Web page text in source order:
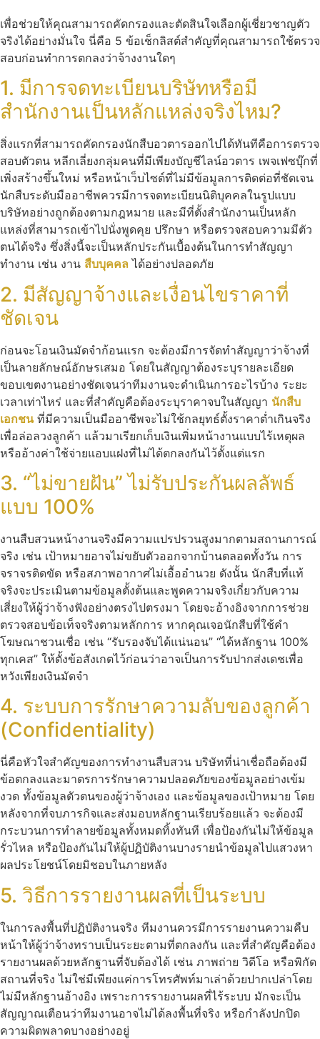
เพื่อช่วยให้คุณสามารถคัดกรองและตัดสินใจเลือกผู้เชี่ยวชาญตัว
จริงได้อย่างมั่นใจ นี่คือ 5 ข้อเช็กลิสต์สำคัญที่คุณสามารถใช้ตรวจ
สอบก่อนทำการตกลงว่าจ้างงานใดๆ
1. มีการจดทะเบียนบริษัทหรือมี
สำนักงานเป็นหลักแหล่งจริงไหม?
สิ่งแรกที่สามารถคัดกรองนักสืบอวตารออกไปได้ทันทีคือการตรวจ
สอบตัวตน หลีกเลี่ยงกลุ่มคนที่มีเพียงบัญชีไลน์อวตาร เพจเฟซบุ๊กที่
เพิ่งสร้างขึ้นใหม่ หรือหน้าเว็บไซต์ที่ไม่มีข้อมูลการติดต่อที่ชัดเจน
นักสืบระดับมืออาชีพควรมีการจดทะเบียนนิติบุคคลในรูปแบบ
บริษัทอย่างถูกต้องตามกฎหมาย และมีที่ตั้งสำนักงานเป็นหลัก
แหล่งที่สามารถเข้าไปนั่งพูดคุย ปรึกษา หรือตรวจสอบความมีตัว
ตนได้จริง ซึ่งสิ่งนี้จะเป็นหลักประกันเบื้องต้นในการทำสัญญา
ทำงาน เช่น งาน สืบบุคคล ได้อย่างปลอดภัย
2. มีสัญญาจ้างและเงื่อนไขราคาที่
ชัดเจน
ก่อนจะโอนเงินมัดจำก้อนแรก จะต้องมีการจัดทำสัญญาว่าจ้างที่
เป็นลายลักษณ์อักษรเสมอ โดยในสัญญาต้องระบุรายละเอียด
ขอบเขตงานอย่างชัดเจนว่าทีมงานจะดำเนินการอะไรบ้าง ระยะ
เวลาเท่าไหร่ และที่สำคัญคือต้องระบุราคาจบในสัญญา นักสืบ
เอกชนที่มีความเป็นมืออาชีพจะไม่ใช้กลยุทธ์ตั้งราคาต่ำเกินจริง
เพื่อล่อลวงลูกค้า แล้วมาเรียกเก็บเงินเพิ่มหน้างานแบบไร้เหตุผล
หรืออ้างค่าใช้จ่ายแอบแฝงที่ไม่ได้ตกลงกันไว้ตั้งแต่แรก
3. “ไม่ขายฝัน” ไม่รับประกันผลลัพธ์
แบบ 100%
งานสืบสวนหน้างานจริงมีความแปรปรวนสูงมากตามสถานการณ์
จริง เช่น เป้าหมายอาจไม่ขยับตัวออกจากบ้านตลอดทั้งวัน การ
จราจรติดขัด หรือสภาพอากาศไม่เอื้ออำนวย ดังนั้น นักสืบที่แท้
จริงจะประเมินตามข้อมูลตั้งต้นและพูดความจริงเกี่ยวกับความ
เสี่ยงให้ผู้ว่าจ้างฟังอย่างตรงไปตรงมา โดยจะอ้างอิงจากการช่วย
ตรวจสอบข้อเท็จจริงตามหลักการ หากคุณเจอนักสืบที่ใช้คำ
โฆษณาชวนเชื่อ เช่น “รับรองจับได้แน่นอน” “ได้หลักฐาน 100%
ทุกเคส” ให้ตั้งข้อสังเกตไว้ก่อนว่าอาจเป็นการรับปากส่งเดชเพื่อ
หวังเพียงเงินมัดจำ
4. ระบบการรักษาความลับของลูกค้า
(Confidentiality)
นี่คือหัวใจสำคัญของการทำงานสืบสวน บริษัทที่น่าเชื่อถือต้องมี
ข้อตกลงและมาตรการรักษาความปลอดภัยของข้อมูลอย่างเข้ม
งวด ทั้งข้อมูลตัวตนของผู้ว่าจ้างเอง และข้อมูลของเป้าหมาย โดย
หลังจากที่จบภารกิจและส่งมอบหลักฐานเรียบร้อยแล้ว จะต้องมี
กระบวนการทำลายข้อมูลทั้งหมดทิ้งทันที เพื่อป้องกันไม่ให้ข้อมูล
รั่วไหล หรือป้องกันไม่ให้ผู้ปฏิบัติงานบางรายนำข้อมูลไปแสวงหา
ผลประโยชน์โดยมิชอบในภายหลัง
5. วิธีการรายงานผลที่เป็นระบบ
ในการลงพื้นที่ปฏิบัติงานจริง ทีมงานควรมีการรายงานความคืบ
หน้าให้ผู้ว่าจ้างทราบเป็นระยะตามที่ตกลงกัน และที่สำคัญคือต้อง
รายงานผลด้วยหลักฐานที่จับต้องได้ เช่น ภาพถ่าย วิดีโอ หรือพิกัด
สถานที่จริง ไม่ใช่มีเพียงแค่การโทรศัพท์มาเล่าด้วยปากเปล่าโดย
ไม่มีหลักฐานอ้างอิง เพราะการรายงานผลที่ไร้ระบบ มักจะเป็น
สัญญาณเตือนว่าทีมงานอาจไม่ได้ลงพื้นที่จริง หรือกำลังปกปิด
ความผิดพลาดบางอย่างอยู่